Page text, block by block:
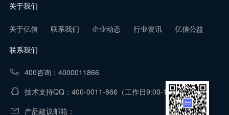
关于我们
关于亿信 联系我们 企业动态 行业资讯 亿信公益
联系我们
400咨询：4000011866
技术支持QQ：400-0011-866 （工作日9:00-18:00）
产品建议邮箱：